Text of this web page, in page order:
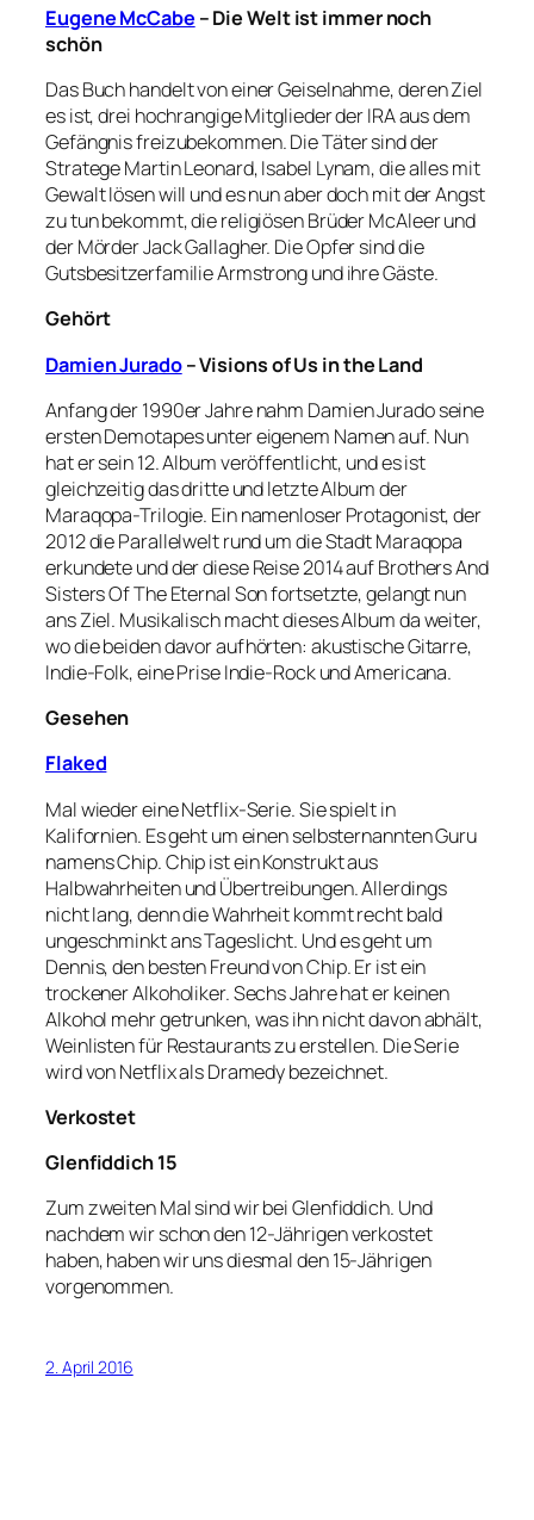
Eugene McCabe – Die Welt ist immer noch
schön
Das Buch handelt von einer Geiselnahme, deren Ziel
es ist, drei hochrangige Mitglieder der IRA aus dem
Gefängnis freizubekommen. Die Täter sind der
Stratege Martin Leonard, Isabel Lynam, die alles mit
Gewalt lösen will und es nun aber doch mit der Angst
zu tun bekommt, die religiösen Brüder McAleer und
der Mörder Jack Gallagher. Die Opfer sind die
Gutsbesitzerfamilie Armstrong und ihre Gäste.
Gehört
Damien Jurado– Visions of Us in the Land
Anfang der 1990er Jahre nahm Damien Jurado seine
ersten Demotapes unter eigenem Namen auf. Nun
hat er sein 12. Album veröffentlicht, und es ist
gleichzeitig das dritte und letzte Album der
Maraqopa-Trilogie. Ein namenloser Protagonist, der
2012 die Parallelwelt rund um die Stadt Maraqopa
erkundete und der diese Reise 2014 auf Brothers And
Sisters Of The Eternal Son fortsetzte, gelangt nun
ans Ziel. Musikalisch macht dieses Album da weiter,
wo die beiden davor aufhörten: akustische Gitarre,
Indie-Folk, eine Prise Indie-Rock und Americana.
Gesehen
Flaked
Mal wieder eine Netflix-Serie. Sie spielt in
Kalifornien. Es geht um einen selbsternannten Guru
namens Chip. Chip ist ein Konstrukt aus
Halbwahrheiten und Übertreibungen. Allerdings
nicht lang, denn die Wahrheit kommt recht bald
ungeschminkt ans Tageslicht. Und es geht um
Dennis, den besten Freund von Chip. Er ist ein
trockener Alkoholiker. Sechs Jahre hat er keinen
Alkohol mehr getrunken, was ihn nicht davon abhält,
Weinlisten für Restaurants zu erstellen. Die Serie
wird von Netflix als Dramedy bezeichnet.
Verkostet
Glenfiddich 15
Zum zweiten Mal sind wir bei Glenfiddich. Und
nachdem wir schon den 12-Jährigen verkostet
haben, haben wir uns diesmal den 15-Jährigen
vorgenommen.
2. April 2016